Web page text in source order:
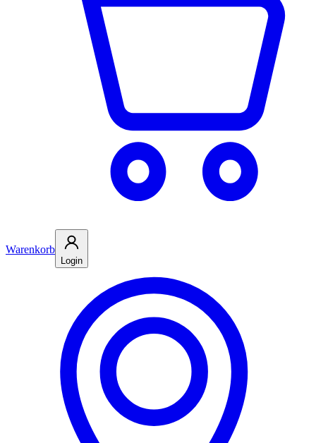
Warenkorb
Login